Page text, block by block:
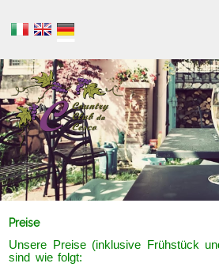
Preise
Unsere Preise (inklusive Frühstück
sind wie folgt: